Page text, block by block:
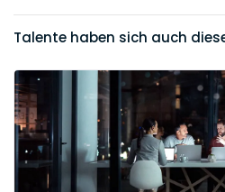
Talente haben sich auch